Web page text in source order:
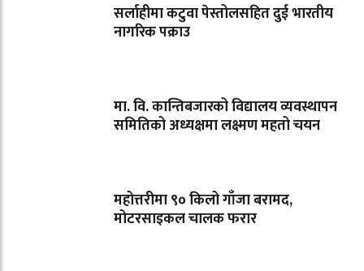
सर्लाहीमा कटुवा पेस्तोलसहित दुई भारतीय
नागरिक पक्राउ
मा. वि. कान्तिबजारको विद्यालय व्यवस्थापन
समितिको अध्यक्षमा लक्ष्मण महतो चयन
महोत्तरीमा ९० किलो गाँजा बरामद,
मोटरसाइकल चालक फरार